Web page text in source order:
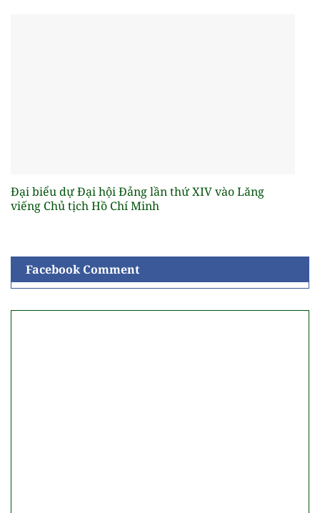
Đại biểu dự Đại hội Đảng lần thứ XIV vào Lăng
viếng Chủ tịch Hồ Chí Minh
Facebook Comment